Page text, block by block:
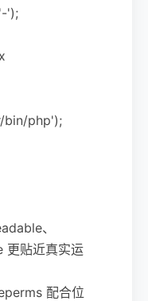
');
bin/php');
、
更贴近真实运
配合位